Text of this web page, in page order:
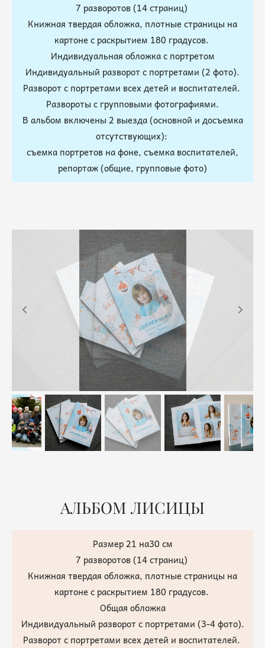
7 разворотов (14 страниц)
Книжная твердая обложка, плотные страницы на
картоне с раскрытием 180 градусов.
Индивидуальная обложка с портретом
Индивидуальный разворот с портретами (2 фото).
Разворот с портретами всех детей и воспитателей.
Развороты с групповыми фотографиями.
В альбом включены 2 выезда (основной и досъемка
отсутствующих):
съемка портретов на фоне, съемка воспитателей,
репортаж (общие, групповые фото)
АЛЬБОМ ЛИСИЦЫ
Размер 21 на30 см
7 разворотов (14 страниц)
Книжная твердая обложка, плотные страницы на
картоне с раскрытием 180 градусов.
Общая обложка
Индивидуальный разворот с портретами (3-4 фото).
Разворот с портретами всех детей и воспитателей.